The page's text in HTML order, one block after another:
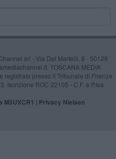
srl - Via Dei Martelli, 8 - 50129
TOSCANA MEDIA
registrato presso il Tribunale di Firenze
Iscrizione ROC 22105 - C.F. e P.Iva
M5UXCR1 | Privacy Nielsen